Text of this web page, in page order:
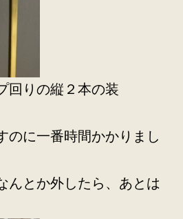
回りの縦２本の装
のに一番時間かかりまし
んとか外したら、あとは